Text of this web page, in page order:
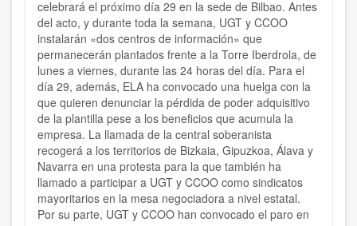
celebrará el próximo día 29 en la sede de Bilbao. Antes
del acto, y durante toda la semana, UGT y CCOO
instalarán «dos centros de información» que
permanecerán plantados frente a la Torre Iberdrola, de
lunes a viernes, durante las 24 horas del día. Para el
día 29, además, ELA ha convocado una huelga con la
que quieren denunciar la pérdida de poder adquisitivo
de la plantilla pese a los beneficios que acumula la
empresa. La llamada de la central soberanista
recogerá a los territorios de Bizkaia, Gipuzkoa, Álava y
Navarra en una protesta para la que también ha
llamado a participar a UGT y CCOO como sindicatos
mayoritarios en la mesa negociadora a nivel estatal.
Por su parte, UGT y CCOO han convocado el paro en